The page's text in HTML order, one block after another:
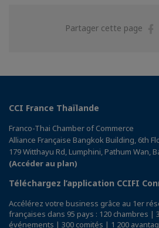
Partager cette page
CCI France Thaïlande
Franco-Thai Chamber of Commerce
Alliance Française Bangkok Building, 6th
179 Witthayu Rd, Lumphini, Pathum Wan,
(Accéder au plan)
Téléchargez l’application CCIFI
Accélérez votre business grâce au 1er
françaises dans 95 pays : 120 chambres |
événements | 300 comités | 1 200